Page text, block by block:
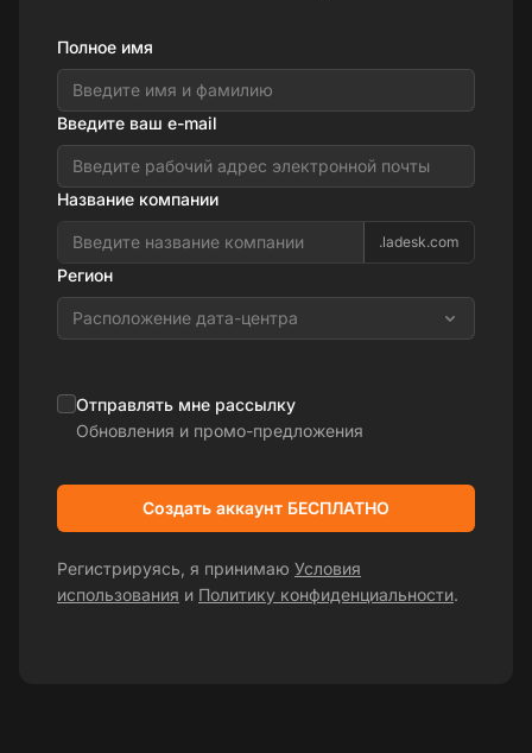
Полное имя
Введите ваш e-mail
Название компании
.ladesk.com
Регион
Расположение дата-центра
Отправлять мне рассылку
Обновления и промо-предложения
Создать аккаунт БЕСПЛАТНО
Регистрируясь, я принимаю Условия
использования и Политику конфиденциальности.